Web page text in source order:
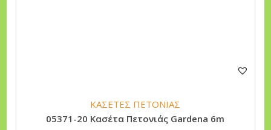
ΚΑΣΕΤΕΣ ΠΕΤΟΝΙΑΣ
05371-20 Κασέτα Πετονιάς Gardena 6m